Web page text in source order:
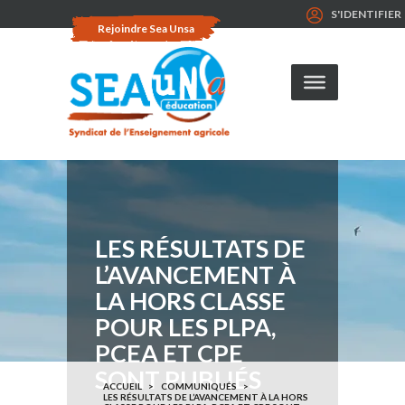
Rejoindre Sea Unsa
S'IDENTIFIER
LES RÉSULTATS DE
L’AVANCEMENT À
LA HORS CLASSE
POUR LES PLPA,
PCEA ET CPE
SONT PUBLIÉS
ACCUEIL
COMMUNIQUÉS
LES RÉSULTATS DE L’AVANCEMENT À LA HORS